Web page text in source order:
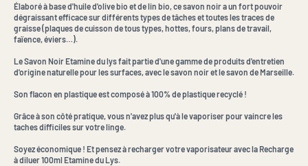
Élaboré à base d'huile d'olive bio et de lin bio, ce savon noir a un fort pouvoir
dégraissant efficace sur différents types de tâches et toutes les traces de
graisse (plaques de cuisson de tous types, hottes, fours, plans de travail,
faïence, éviers…).
Le Savon Noir Etamine du lys fait partie d'une gamme de produits d'entretien
d'origine naturelle pour les surfaces, avec le savon noir et le savon de Marseille.
Son flacon en plastique est composé à 100% de plastique recyclé !
Grâce à son côté pratique, vous n'avez plus qu'à le vaporiser pour vaincre les
taches difficiles sur votre linge.
Soyez économique ! Et pensez à recharger votre vaporisateur avec la Recharge
à diluer 100ml Etamine du Lys.